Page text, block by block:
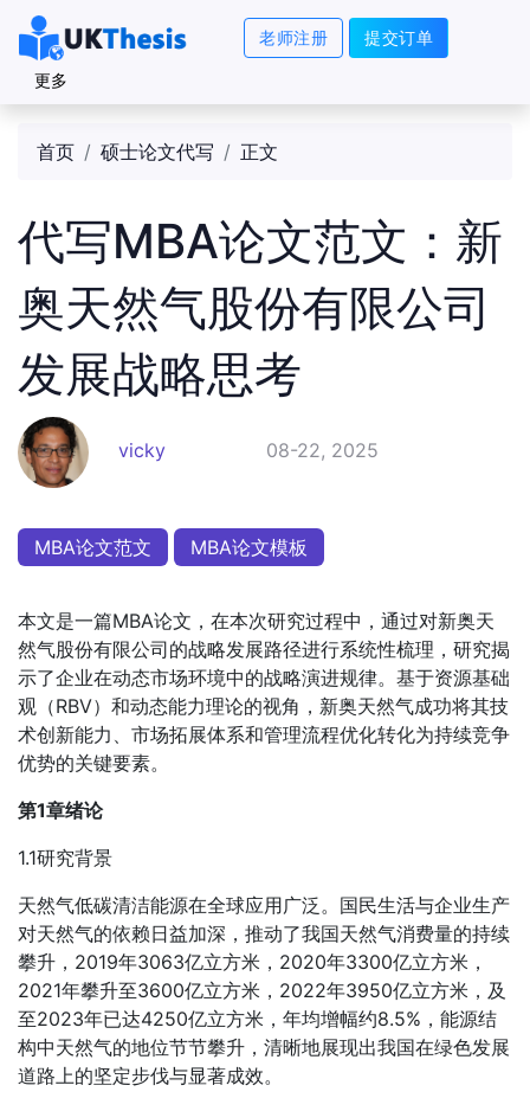
老师注册 提交订单
更多
首页 硕士论文代写 正文
代写MBA论文范文：新
奥天然气股份有限公司
发展战略思考
vicky 08-22, 2025
MBA论文范文 MBA论文模板
本文是一篇MBA论文，在本次研究过程中，通过对新奥天
然气股份有限公司的战略发展路径进行系统性梳理，研究揭
示了企业在动态市场环境中的战略演进规律。基于资源基础
观（RBV）和动态能力理论的视角，新奥天然气成功将其技
术创新能力、市场拓展体系和管理流程优化转化为持续竞争
优势的关键要素。
第1章绪论
1.1研究背景
天然气低碳清洁能源在全球应用广泛。国民生活与企业生产
对天然气的依赖日益加深，推动了我国天然气消费量的持续
攀升，2019年3063亿立方米，2020年3300亿立方米，
2021年攀升至3600亿立方米，2022年3950亿立方米，及
至2023年已达4250亿立方米，年均增幅约8.5%，能源结
构中天然气的地位节节攀升，清晰地展现出我国在绿色发展
道路上的坚定步伐与显著成效。